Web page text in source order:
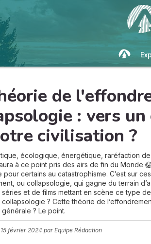
de
: vers
civilisation ?
écologique, énergétique, raréfaction
à ce point pris des airs de fin du Monde
pour certains au catastrophisme. C’est sur
ou collapsologie, qui gagne du terrain
et de films mettant en scène ce type
collapsologie ? Cette théorie de
? Le point.
15 février 2024 par Equipe Rédaction